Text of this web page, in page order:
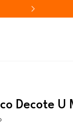
Decote U